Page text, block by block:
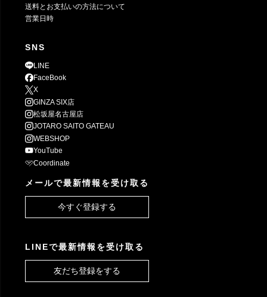
送料とお支払いの方法について
営業日時
SNS
LINE
FaceBook
X
GINZA SIX店
松坂屋名古屋店
JOTARO SAITO GATEAU
WEBSHOP
YouTube
Coordinate
メールで最新情報を受け取る
今すぐ登録する
LINEで最新情報を受け取る
友だち登録をする